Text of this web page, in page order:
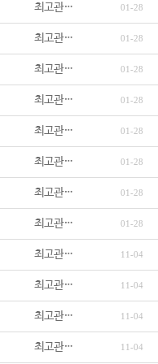
최고관… 01-28
최고관… 01-28
최고관… 01-28
최고관… 01-28
최고관… 01-28
최고관… 01-28
최고관… 01-28
최고관… 01-28
최고관… 11-04
최고관… 11-04
최고관… 11-04
최고관… 11-04